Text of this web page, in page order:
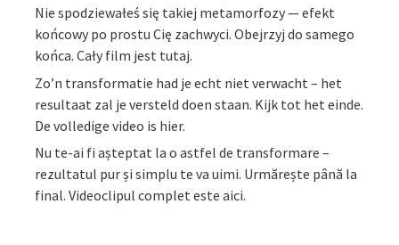
Nie spodziewałeś się takiej metamorfozy — efekt
końcowy po prostu Cię zachwyci. Obejrzyj do samego
końca. Cały film jest tutaj.
Zo’n transformatie had je echt niet verwacht – het
resultaat zal je versteld doen staan. Kijk tot het einde.
De volledige video is hier.
Nu te-ai fi așteptat la o astfel de transformare –
rezultatul pur și simplu te va uimi. Urmărește până la
final. Videoclipul complet este aici.